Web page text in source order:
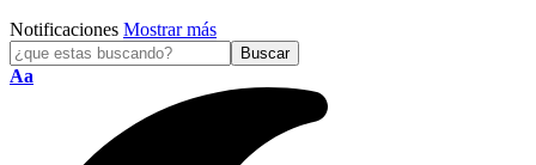
Notificaciones Mostrar más
Tamaño
Aa